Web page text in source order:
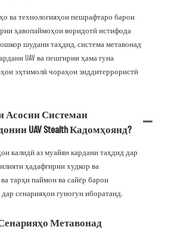
ва технологияҳои пешрафтаро барои
ҳавопаймоҳои воридотӣ истифода
шудани таҳдид, система метавонад
UAV ва пешгирии ҳама гуна
эҳтимолӣ чораҳои зиддитеррористӣ
Асосии Системаи
UAV Stealth Кадомҳоянд?
калидӣ аз муайян кардани таҳдид дар
ҳадафгирии худкор ва
тарҳи паймон ва сайёр барои
сенарияҳои гуногун иборатанд.
Метавонад